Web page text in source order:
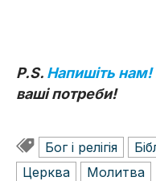
P.S. Напишіть нам!
ваші потреби!
Бог і релігія
Церква
Молитва